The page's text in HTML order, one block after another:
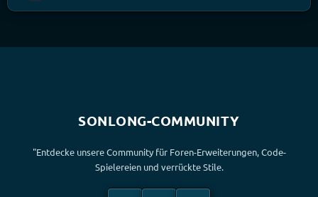
SONLONG-COMMUNITY
"Entdecke unsere Community für Foren-Erweiterungen, Code-
Spielereien und verrückte Stile.